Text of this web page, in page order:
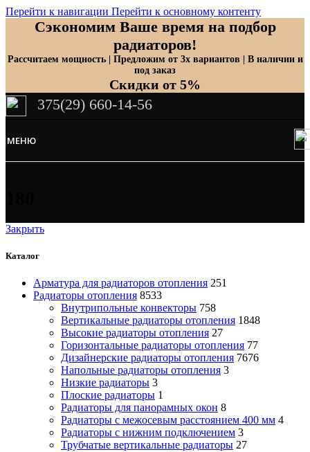
Перейти к навигации Перейти к основному контенту
Сэкономим Ваше время на подбор
радиаторов!
Рассчитаем мощность | Предложим от 3х вариантов | В наличии и
под заказ
Скидки от 5%
375(29) 660-14-56
МЕНЮ
Закрыть
Каталог
Арматура для радиаторов отопления 251
Радиаторы отопления 8533
Внутрипольные конвекторы 758
Вертикальные радиаторы отопления 1848
Высокие радиаторы отопления 27
Горизонтальные радиаторы отопления 77
Дизайнерские радиаторы отопления 7676
Напольные радиаторы отопления 3
Низкие радиаторы 3
Плоские радиаторы 1
Радиаторы для панорамных окон 8
Радиаторы с межосевым расстоянием 400 мм 4
Радиаторы с нижним подключением 3
Трубчатые вертикальные радиаторы 27